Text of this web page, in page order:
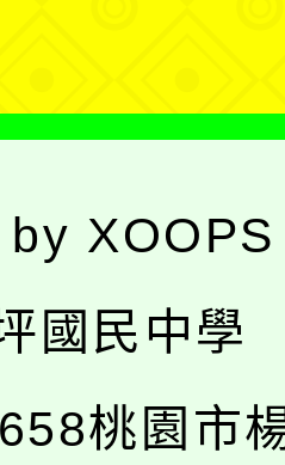
by XOOPS
國民中學
桃園市